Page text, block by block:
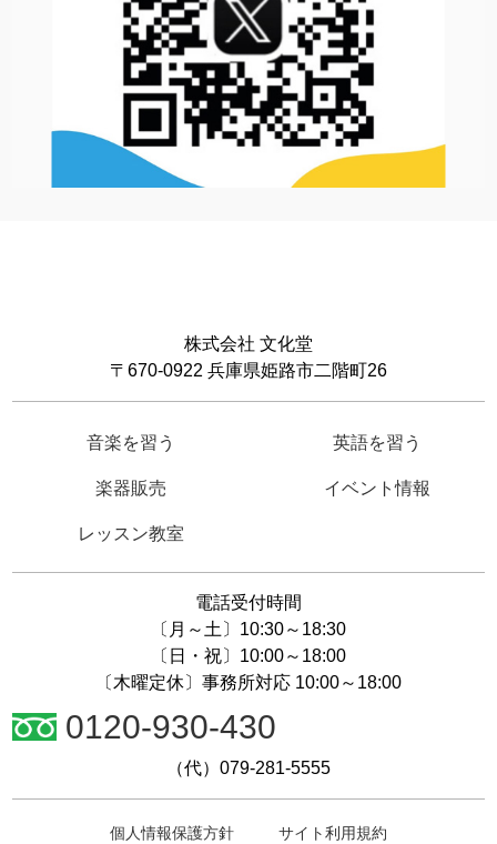
株式会社 文化堂
〒670-0922 兵庫県姫路市二階町26
音楽を習う 英語を習う
楽器販売 イベント情報
レッスン教室
電話受付時間
〔月～土〕10:30～18:30
〔日・祝〕10:00～18:00
〔木曜定休〕事務所対応 10:00～18:00
0120-930-430
（代）079-281-5555
個人情報保護方針 サイト利用規約